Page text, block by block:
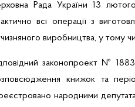
Рада України 13
всі операції з
виробництва, у тому
законопроект №
книжок та
народними